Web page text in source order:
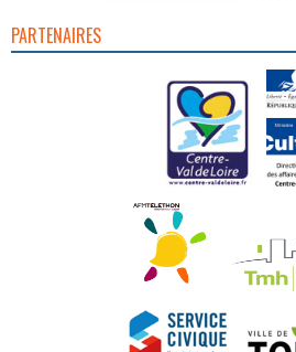
PARTENAIRES